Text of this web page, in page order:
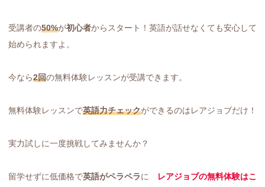
受講者の50%が初心者からスタート！英語が話せなくても安心して
始められますよ。
今なら2回の無料体験レッスンが受講できます。
無料体験レッスンで英語力チェックができるのはレアジョブだけ！
実力試しに一度挑戦してみませんか？
留学せずに低価格で英語がペラペラに
レアジョブの無料体験はこ